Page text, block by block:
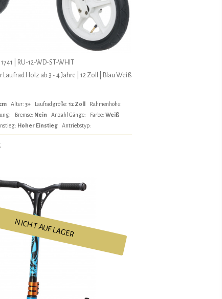
| RU-12-WD-ST-WHIT
Laufrad Holz ab 3 - 4 Jahre | 12 Zoll | Blau Weiß
Alter: 3+ Laufradgröße: 12 Zoll
Rahmenhöhe:
Bremse: Nein Anzahl Gänge: Farbe: Weiß
Hoher Einstieg Antriebstyp:
NICHT AUF LAGER